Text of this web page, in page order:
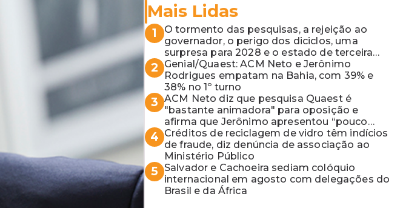
Mais Lidas
1
O tormento das pesquisas, a rejeição ao
governador, o perigo dos diciclos, uma
surpresa para 2028 e o estado de terceira
guerra mundial
2
Genial/Quaest: ACM Neto e Jerônimo
Rodrigues empatam na Bahia, com 39% e
38% no 1º turno
3 ACM Neto diz que pesquisa Quaest é
"bastante animadora" para oposição e
afirma que Jerônimo apresentou “pouco
resultado”
4 Créditos de reciclagem de vidro têm indícios
de fraude, diz denúncia de associação ao
Ministério Público
5
Salvador e Cachoeira sediam colóquio
internacional em agosto com delegações do
Brasil e da África